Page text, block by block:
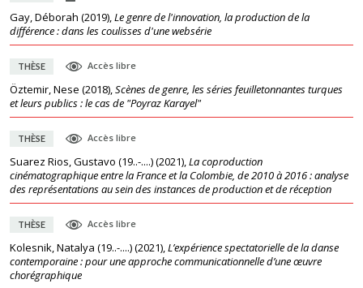
Gay, Déborah (2019),Le genre de l'innovation, la production de la
différence : dans les coulisses d'une websérie
THÈSE Accès libre
Öztemir, Nese (2018),Scènes de genre, les séries feuilletonnantes turques
et leurs publics : le cas de "Poyraz Karayel"
THÈSE Accès libre
Suarez Rios, Gustavo (19..-....)(2021),La coproduction
cinématographique entre la France et la Colombie, de 2010 à 2016 : analyse
des représentations au sein des instances de production et de réception
THÈSE Accès libre
Kolesnik, Natalya (19..-....)(2021),L’expérience spectatorielle de la danse
contemporaine : pour une approche communicationnelle d’une œuvre
chorégraphique